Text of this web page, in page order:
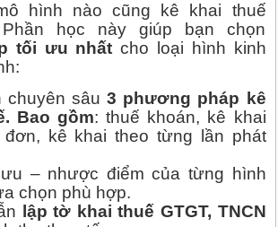
hình nào cũng kê khai thuế
học này giúp bạn chọn
tối ưu nhất cho loại hình kinh
chuyên sâu3 phương pháp kê
Bao gồm: thuế khoán, kê khai
đơn, kê khai theo từng lần phát
– nhược điểm của từng hình
chọn phù hợp.
lập tờ khai thuế GTGT, TNCN